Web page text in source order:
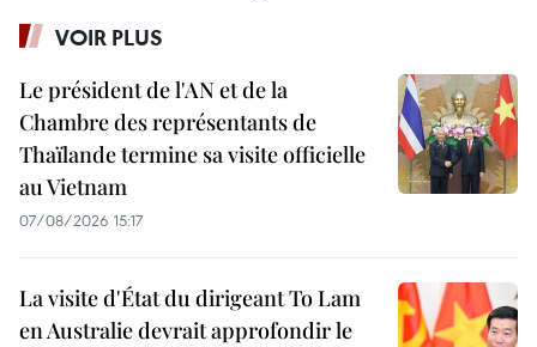
VOIR PLUS
Le président de l'AN et de la
Chambre des représentants de
Thaïlande termine sa visite officielle
au Vietnam
07/08/2026 15:17
La visite d'État du dirigeant To Lam
en Australie devrait approfondir le